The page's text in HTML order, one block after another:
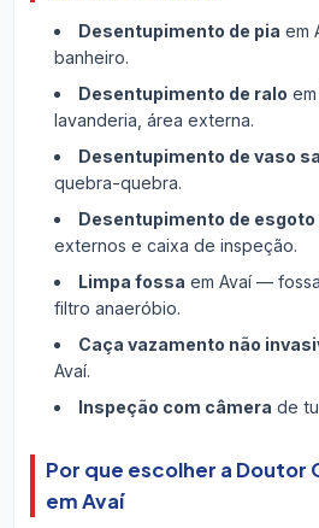
Desentupimento de pia em
banheiro.
Desentupimento de ralo
lavanderia, área externa.
Desentupimento de vaso
quebra-quebra.
Desentupimento de esgoto
externos e caixa de inspeção.
Limpa fossa em Avaí —
filtro anaeróbio.
Caça vazamento não
Avaí.
Inspeção com câmera de
Por que escolher a Doutor
em Avaí